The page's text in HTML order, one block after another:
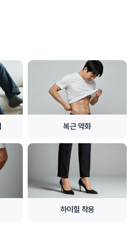
복근 약화
하이힐 착용